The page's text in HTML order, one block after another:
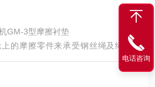
GM-3型摩擦衬垫
的摩擦零件来承受钢丝绳及绳端负
的摩擦力来提升矿石运送人员和物
电话咨询